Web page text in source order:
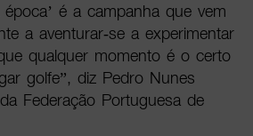
é a campanha que vem
a aventurar-se a experimentar
qualquer momento é o certo
golfe”, diz Pedro Nunes
Federação Portuguesa de